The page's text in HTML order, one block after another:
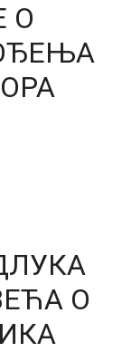
О
О